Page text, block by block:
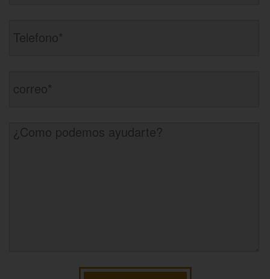
Evadir A Un Oficial De Policía
Fabricación De Drogas